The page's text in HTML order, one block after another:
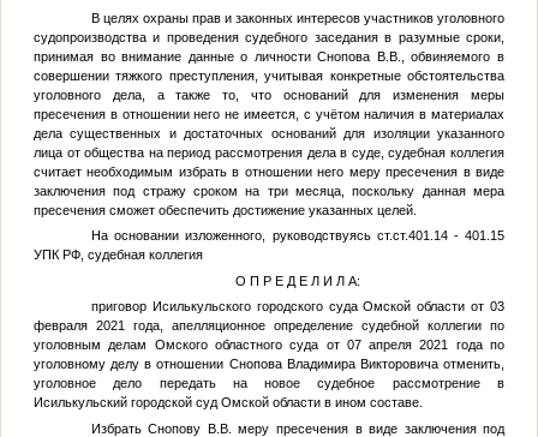
В целях охраны прав и законных интересов участников уголовного
судопроизводства и проведения судебного заседания в разумные сроки,
принимая во внимание данные о личности Снопова В.В., обвиняемого в
совершении тяжкого преступления, учитывая конкретные обстоятельства
уголовного дела, а также то, что оснований для изменения меры
пресечения в отношении него не имеется, с учётом наличия в материалах
дела существенных и достаточных оснований для изоляции указанного
лица от общества на период рассмотрения дела в суде, судебная коллегия
считает необходимым избрать в отношении него меру пресечения в виде
заключения под стражу сроком на три месяца, поскольку данная мера
пресечения сможет обеспечить достижение указанных целей.
На основании изложенного, руководствуясь ст.ст.401.14 - 401.15
УПК РФ, судебная коллегия
О П Р Е Д Е Л И Л А:
приговор Исилькульского городского суда Омской области от 03
февраля 2021 года, апелляционное определение судебной коллегии по
уголовным делам Омского областного суда от 07 апреля 2021 года по
уголовному делу в отношении Снопова Владимира Викторовича отменить,
уголовное дело передать на новое судебное рассмотрение в
Исилькульский городской суд Омской области в ином составе.
Избрать Снопову В.В. меру пресечения в виде заключения под